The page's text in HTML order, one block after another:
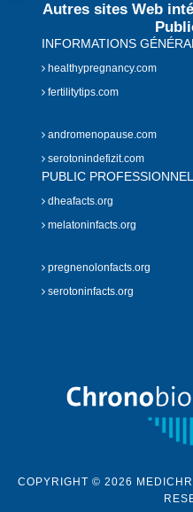
Autres sites Web
INFORMATIONS
healthypregnancy.com
fertilitytips.com
andromenopause.com
serotonindefizit.com
PUBLIC PROFESSIONNEL
dheafacts.org
melatoninfacts.org
pregnenolonfacts.org
serotoninfacts.org
COPYRIGHT © 2026